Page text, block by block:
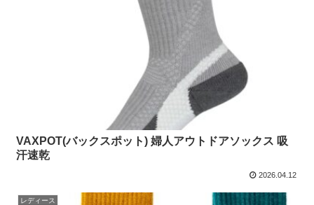
VAXPOT(バックスポット) 婦人アウトドアソックス 吸
汗速乾
2026.04.12
レディース